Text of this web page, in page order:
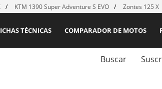
KTM 1390 Super Adventure S EVO Zontes 125 X
COMPARADOR DE MOTOS
TÉCNICAS
Buscar